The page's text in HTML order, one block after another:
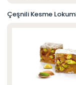
MULTIMEDYA
» Online Katalog
» İleitşim Bilgilerimiz
» Konum Bilgilerimiz
Tüm hakkı saklıdır.
©2025 Özsafalar
Çeşnili Kesme